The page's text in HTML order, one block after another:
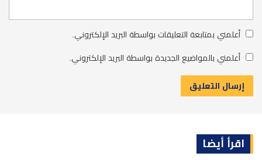
أعلمني بمتابعة التعليقات بواسطة البريد الإلكتروني.
أعلمني بالمواضيع الجديدة بواسطة البريد الإلكتروني.
اقرأ أيضا